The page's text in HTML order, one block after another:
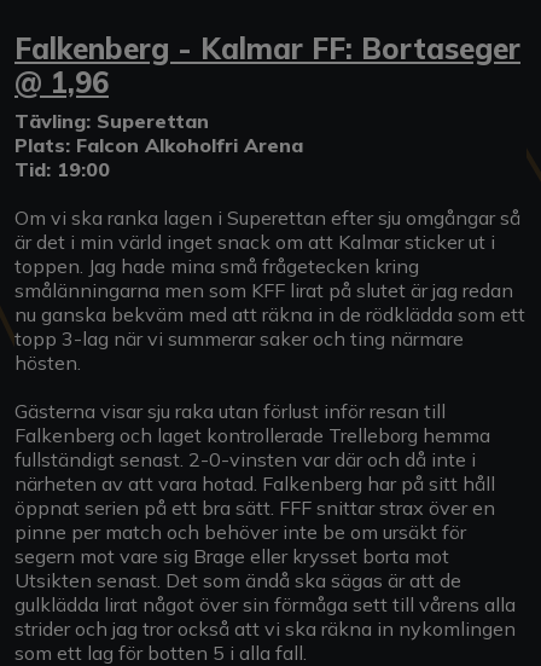
Falkenberg - Kalmar FF: Bortaseger
@ 1,96
Tävling: Superettan
Plats: Falcon Alkoholfri Arena
Tid: 19:00
Om vi ska ranka lagen i Superettan efter sju omgångar så
är det i min värld inget snack om att Kalmar sticker ut i
toppen. Jag hade mina små frågetecken kring
smålänningarna men som KFF lirat på slutet är jag redan
nu ganska bekväm med att räkna in de rödklädda som ett
topp 3-lag när vi summerar saker och ting närmare
hösten.
Gästerna visar sju raka utan förlust inför resan till
Falkenberg och laget kontrollerade Trelleborg hemma
fullständigt senast. 2-0-vinsten var där och då inte i
närheten av att vara hotad. Falkenberg har på sitt håll
öppnat serien på ett bra sätt. FFF snittar strax över en
pinne per match och behöver inte be om ursäkt för
segern mot vare sig Brage eller krysset borta mot
Utsikten senast. Det som ändå ska sägas är att de
gulklädda lirat något över sin förmåga sett till vårens alla
strider och jag tror också att vi ska räkna in nykomlingen
som ett lag för botten 5 i alla fall.